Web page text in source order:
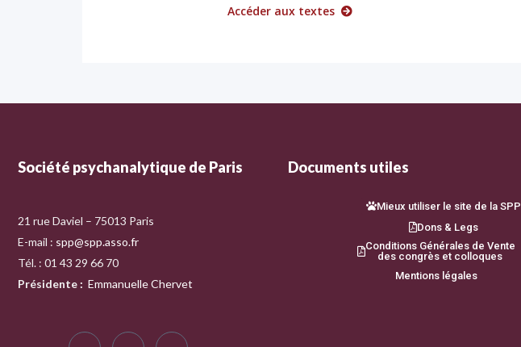
Accéder aux textes
Société psychanalytique de Paris
21 rue Daviel – 75013 Paris
E-mail : spp@spp.asso.fr
Tél. : 01 43 29 66 70
Présidente : Emmanuelle Chervet
Documents utiles
Mieux utiliser le site de la SPP
Dons & Legs
Conditions Générales de Vente
des congrès et colloques
Mentions légales